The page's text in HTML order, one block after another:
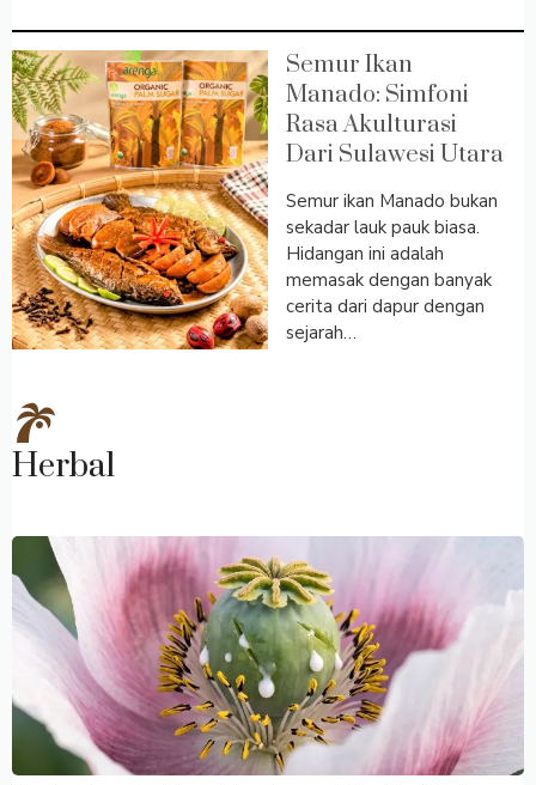
Semur Ikan
Manado: Simfoni
Rasa Akulturasi
Dari Sulawesi Utara
Semur ikan Manado bukan
sekadar lauk pauk biasa.
Hidangan ini adalah
memasak dengan banyak
cerita dari dapur dengan
sejarah…
Herbal